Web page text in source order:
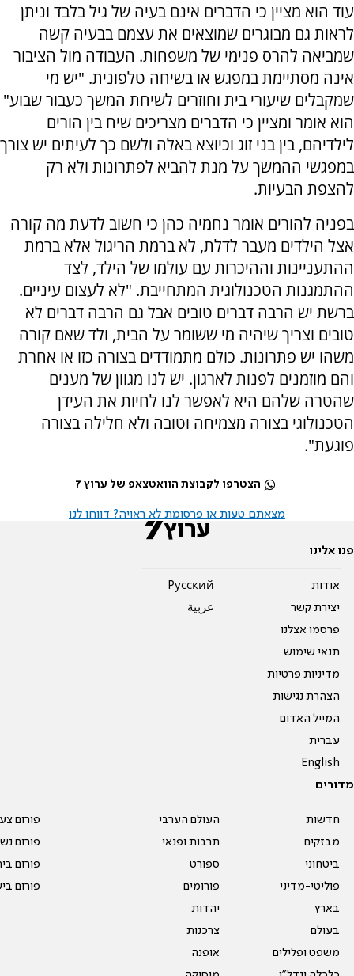
עוד הוא מציין כי הדברים אינם בעיה של גיל בלבד וניתן
לראות גם מבוגרים שמוצאים את עצמם בבעיה קשה
שמביאה להרס פנימי של משפחות. העבודה מול הציבור
אינה מסתיימת במפגש או בשיחה טלפונית. "יש מי
שמקבלים שיעורי בית וחוזרים לשיחת המשך כעבור שבוע"
הוא אומר ומציין כי הדברים מצריכים שיח בין הורים
לילדיהם, בין בני זוג וכיוצא באלה ולשם כך לעיתים יש צורך
במפגשי ההמשך על מנת להביא לפתרונות ולא רק
להצפת הבעיות.
בפניה להורים אומר נחמיה כהן כי חשוב לדעת מה קורה
אצל הילדים מעבר לדלת, לא ברמת הריגול אלא ברמת
ההתעניינות וההיכרות עם עולמו של הילד, לצד
ההתמגנות הטכנולוגית המתחייבת. "לא לעצום עיניים.
ברשת יש הרבה דברים טובים אבל גם הרבה דברים לא
טובים וצריך שיהיה מי ששומר על הבית, ולד שאם קורה
משהו יש פתרונות. כולם מתמודדים בצורה כזו או אחרת
והם מוזמנים לפנות לארגון. יש לנו מגוון של מענים
שהטרה שלהם היא לאפשר לנו לחיות את העידן
הטכנולוגי בצורה מצמיחה וטובה ולא חלילה בצורה
פוגעת".
הצטרפו לקבוצת הוואטצאפ של ערוץ 7
מצאתם טעות או פרסומת לא ראויה? דווחו לנו
פנו אלינו
אודות
יצירת קשר
פרסמו אצלנו
תנאי שימוש
מדיניות פרטיות
הצהרת נגישות
המייל האדום
עברית
English
Pусский
عربية
מדורים
חדשות
מבזקים
ביטחוני
פוליטי-מדיני
בארץ
בעולם
משפט ופלילים
העולם הערבי
תרבות ופנאי
ספורט
פורומים
יהדות
צרכנות
אופנה
פורום
פורום
פורום
פורום